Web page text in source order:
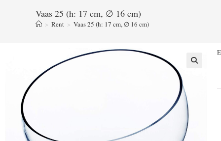
Vaas 25 (h: 17 cm, ∅ 16 cm)
> Rent > Vaas 25 (h: 17 cm, ∅ 16 cm)